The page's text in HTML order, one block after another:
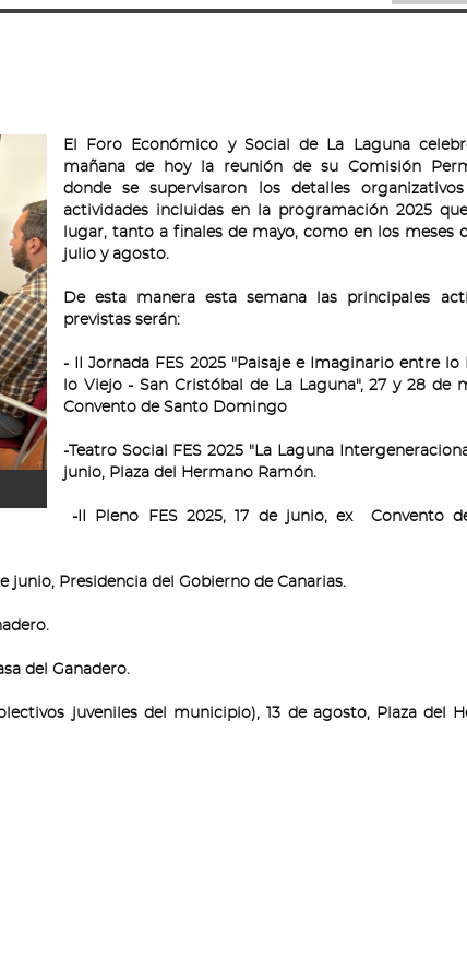
El Foro Económico y Social de La Laguna
mañana de hoy la reunión de su Comisión
donde se supervisaron los detalles
actividades incluidas en la programación 2025
lugar, tanto a finales de mayo, como en los meses
julio y agosto.
De esta manera esta semana las principales
previstas serán:
- II Jornada FES 2025 "Paisaje e Imaginario entre lo
lo Viejo - San Cristóbal de La Laguna", 27 y 28 de
Convento de Santo Domingo
-Teatro Social FES 2025 "La Laguna
junio, Plaza del Hermano Ramón.
-II Pleno FES 2025, 17 de junio, ex Convento
junio, Presidencia del Gobierno de Canarias.
del Ganadero.
juveniles del municipio), 13 de agosto, Plaza del